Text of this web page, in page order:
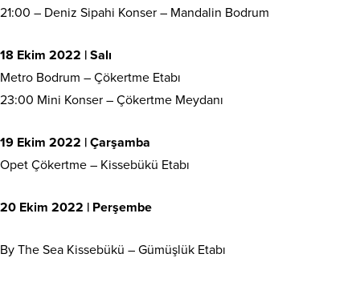
21:00 – Deniz Sipahi Konser – Mandalin Bodrum
18 Ekim 2022 | Salı
Metro Bodrum – Çökertme Etabı
23:00 Mini Konser – Çökertme Meydanı
19 Ekim 2022 | Çarşamba
Opet Çökertme – Kissebükü Etabı
20 Ekim 2022 | Perşembe
By The Sea Kissebükü – Gümüşlük Etabı